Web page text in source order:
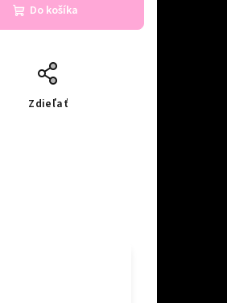
Do košíka
Zdieľať